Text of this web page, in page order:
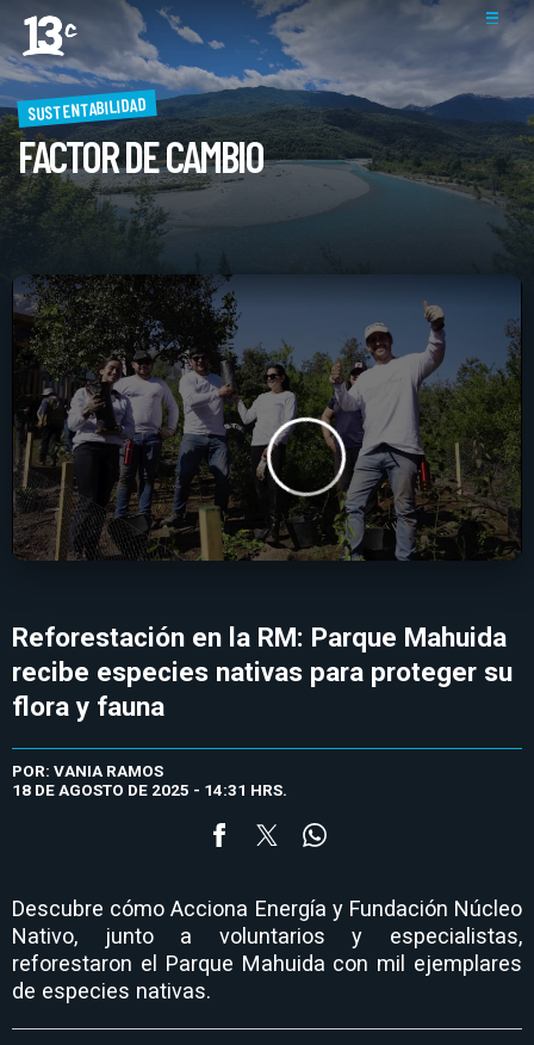
SUSTENTABILIDAD
FACTOR DE CAMBIO
Reforestación en la RM: Parque Mahuida
recibe especies nativas para proteger su
flora y fauna
POR: VANIA RAMOS
18 DE AGOSTO DE 2025 - 14:31 HRS.
Descubre cómo Acciona Energía y Fundación Núcleo
Nativo, junto a voluntarios y especialistas,
reforestaron el Parque Mahuida con mil ejemplares
de especies nativas.